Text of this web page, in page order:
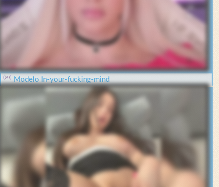
Modelo In-your-fucking-mind